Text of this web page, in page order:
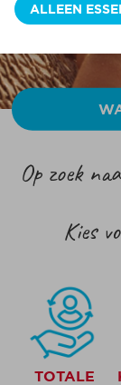
Op zoek
Kies
TOTALE
ALLEEN